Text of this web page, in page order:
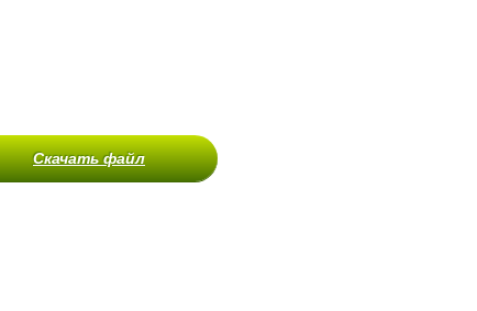
Скачать файл